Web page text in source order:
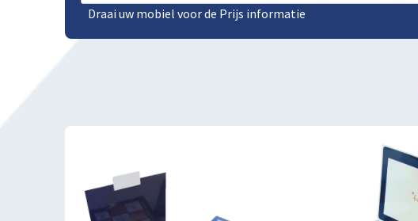
Draai uw mobiel voor de Prijs informatie